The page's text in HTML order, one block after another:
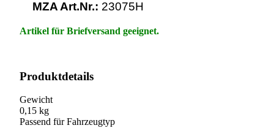
MZA Art.Nr.: 23075H
Artikel für Briefversand geeignet.
Produktdetails
Gewicht
0,15 kg
Passend für Fahrzeugtyp